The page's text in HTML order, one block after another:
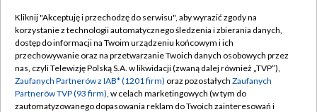
TVP
Abonament TVP
Emisja w TVP
Centrum informacji TVP
Regulamin TVP
Polityka prywatności
Moje zgody
Kliknij "Akceptuję i przechodzę do serwisu", aby wyrazić zgody na
korzystanie z technologii automatycznego śledzenia i zbierania danych,
dostęp do informacji na Twoim urządzeniu końcowym i ich
przechowywanie oraz na przetwarzanie Twoich danych osobowych przez
nas, czyli Telewizję Polską S.A. w likwidacji (zwaną dalej również „TVP”),
Zaufanych Partnerów z IAB* (1201 firm) oraz pozostałych Zaufanych
Partnerów TVP (93 firm), w celach marketingowych (w tym do
zautomatyzowanego dopasowania reklam do Twoich zainteresowań i